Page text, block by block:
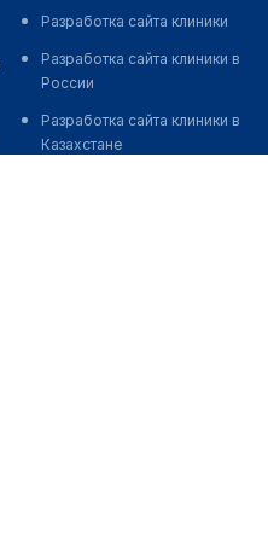
Разработка сайта клиники
Разработка сайта клиники в
России
Разработка сайта клиники в
Казахстане